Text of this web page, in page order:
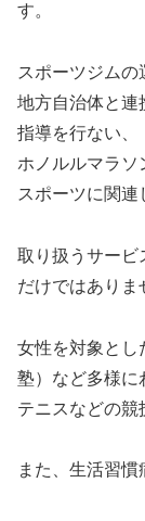
す。
スポーツジムの
地方自治体と連
指導を行ない、
ホノルルマラソ
スポーツに関連
取り扱うサービ
だけではありま
女性を対象とし
塾）など多様に
テニスなどの競
また、生活習慣